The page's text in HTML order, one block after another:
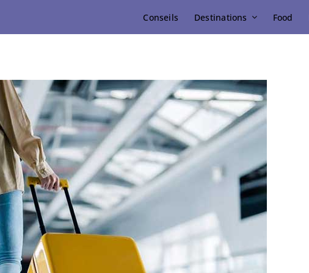
Conseils Destinations Food